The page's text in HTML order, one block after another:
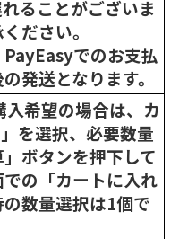
ることがございま
ださい。
でのお支払
発送となります。
希望の場合は、カ
を選択、必要数量
ボタンを押下して
の「カートに入れ
数量選択は1個で